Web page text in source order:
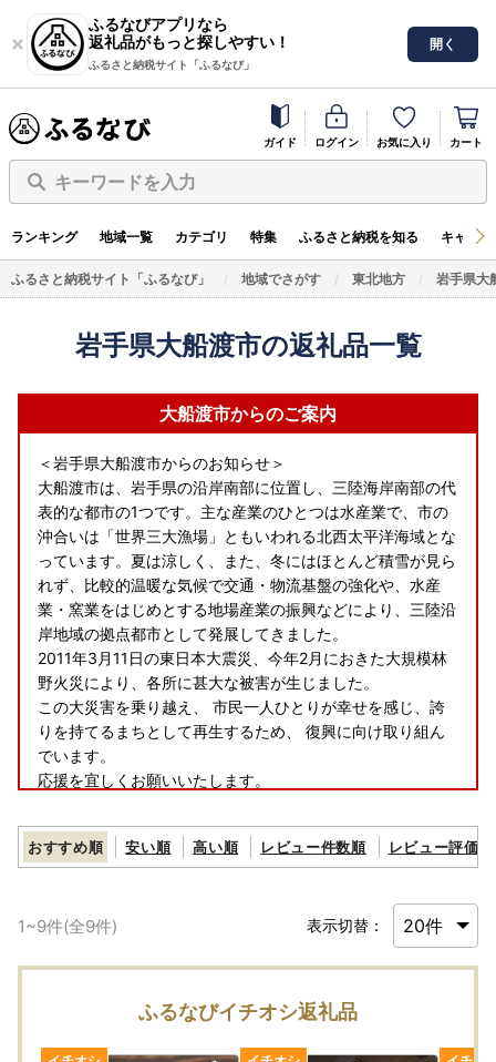
ふるなびアプリなら
返礼品がもっと探しやすい！
ふるさと納税サイト「ふるなび」
開く
ガイド ログイン お気に入り カート
キーワードを入力
ランキング 地域一覧 カテゴリ 特集 ふるさと納税を知る キャン
ふるさと納税サイト「ふるなび」 地域でさがす 東北地方 岩手県大
岩手県大船渡市の返礼品一覧
大船渡市からのご案内
＜岩手県大船渡市からのお知らせ＞
大船渡市は、岩手県の沿岸南部に位置し、三陸海岸南部の代
表的な都市の1つです。主な産業のひとつは水産業で、市の
沖合いは「世界三大漁場」ともいわれる北西太平洋海域とな
っています。夏は涼しく、また、冬にはほとんど積雪が見ら
れず、比較的温暖な気候で交通・物流基盤の強化や、水産
業・窯業をはじめとする地場産業の振興などにより、三陸沿
岸地域の拠点都市として発展してきました。
2011年3月11日の東日本大震災、今年2月におきた大規模林
野火災により、各所に甚大な被害が生じました。
この大災害を乗り越え、 市民一人ひとりが幸せを感じ、誇
りを持てるまちとして再生するため、 復興に向け取り組ん
でいます。
応援を宜しくお願いいたします。
※お申込みいただく前に必ず下記をご確認ください※
■返礼品について■
返礼品の発送予定は、お選びいただいた返礼品ごとに異なり
ます。各返礼品の詳細ページにある「配送」欄をご確認のう
え、お申し込みください。また、時期によっては申し込みが
集中するため、発送までにお時間をいただく場合がございま
すので、予めご了承くださいますようお願いいたします。
なお、長期間不在となる予定がある場合は、備考欄にその旨
をご記載いただくか、事前にお問い合わせ先へご連絡くださ
おすすめ順 安い順 高い順 レビュー件数順 レビュー評価順
1~9件(全9件) 表示切替：
ふるなびイチオシ返礼品